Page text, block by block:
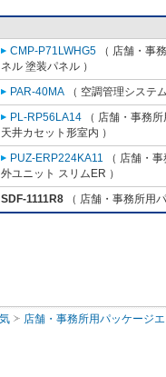
CMP-P71LWHG5 （ 店舗・事
ネル 塗装パネル ）
PAR-40MA （ 空調管理システ
PL-RP56LA14 （ 店舗・事務
天井カセット形室内 ）
PUZ-ERP224KA11 （ 店舗・
外ユニット スリムER ）
SDF-1111R8 （ 店舗・事務所用
店舗・事務所用パッケージ